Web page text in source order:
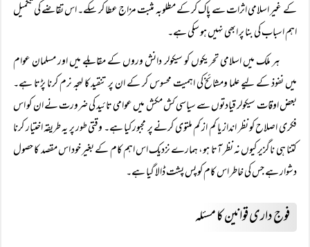
کے غیر اسلامی اثرات سے پاک کر کے مطلوبہ مثبت مزاج عطا کر سکے۔ اس تقاضے کی تکمیل
اہم اسباب کی بنا پر ابھی نہیں ہو سکی ہے۔
ہر ملک میں اسلامی تحریکوں کو سیکولر دانش وروں کے مقابلے میں اور مسلمان عوام
میں نفوذ کے لیے علما ومشائخ کی اہمیت محسوس کر کے ان پر تنقید کا لہجہ نرم کرنا پڑتا ہے۔
بعض اوقات سیکولر قیادتوں سے سیاسی کش مکش میں عوامی تائید کی ضرورت نے ان کو اس
فکری اصلاح کو نظر انداز یا کم از کم ملتوی کرنے پر مجبور کیا ہے۔ وقتی طور پر یہ طریقہ اختیار کرنا
کتنا ہی ناگزیر کیوں نہ نظر آتا ہو، ہمارے نزدیک اس اہم کام کے بغیر خود اس مقصد کا حصول
دشوار ہے جس کی خاطر اس کام کو پس پشت ڈالا گیا ہے۔
فوج داری قوانین کا مسئلہ